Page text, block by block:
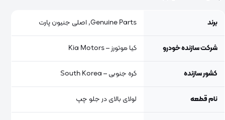
برند Genuine Parts, اصلی جنیون پارت
شرکت سازنده خودرو کیا موتورز – Kia Motors
کشور سازنده کره جنوبی – South Korea
نام قطعه لولای بالای در جلو چپ